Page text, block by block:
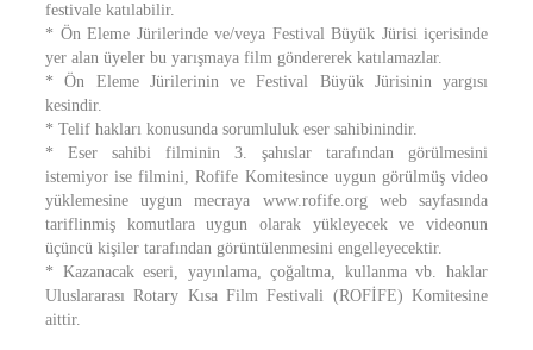
festivale katılabilir.
* Ön Eleme Jürilerinde ve/veya Festival Büyük Jürisi içerisinde
yer alan üyeler bu yarışmaya film göndererek katılamazlar.
* Ön Eleme Jürilerinin ve Festival Büyük Jürisinin yargısı
kesindir.
* Telif hakları konusunda sorumluluk eser sahibinindir.
* Eser sahibi filminin 3. şahıslar tarafından görülmesini
istemiyor ise filmini, Rofife Komitesince uygun görülmüş video
yüklemesine uygun mecraya www.rofife.org web sayfasında
tariflinmiş komutlara uygun olarak yükleyecek ve videonun
üçüncü kişiler tarafından görüntülenmesini engelleyecektir.
* Kazanacak eseri, yayınlama, çoğaltma, kullanma vb. haklar
Uluslararası Rotary Kısa Film Festivali (ROFİFE) Komitesine
aittir.